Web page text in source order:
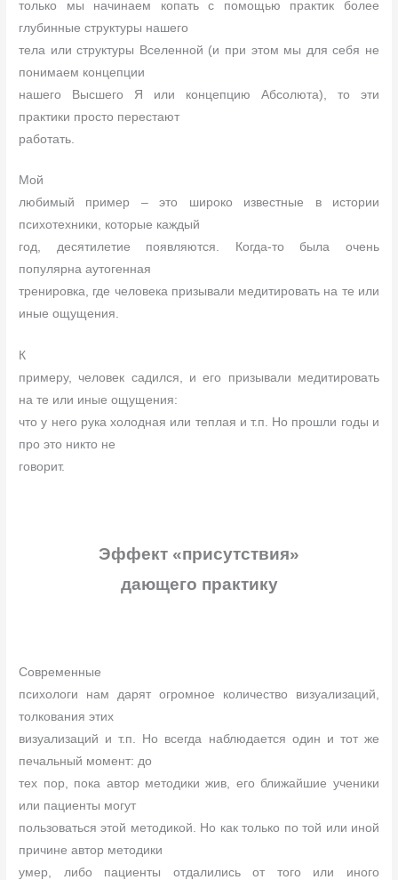
только мы начинаем копать с помощью практик более
глубинные структуры нашего
тела или структуры Вселенной (и при этом мы для себя не
понимаем концепции
нашего Высшего Я или концепцию Абсолюта), то эти
практики просто перестают
работать.
Мой
любимый пример – это широко известные в истории
психотехники, которые каждый
год, десятилетие появляются. Когда-то была очень
популярна аутогенная
тренировка, где человека призывали медитировать на те или
иные ощущения.
К
примеру, человек садился, и его призывали медитировать
на те или иные ощущения:
что у него рука холодная или теплая и т.п. Но прошли годы и
про это никто не
говорит.
Эффект «присутствия»
дающего практику
Современные
психологи нам дарят огромное количество визуализаций,
толкования этих
визуализаций и т.п. Но всегда наблюдается один и тот же
печальный момент: до
тех пор, пока автор методики жив, его ближайшие ученики
или пациенты могут
пользоваться этой методикой. Но как только по той или иной
причине автор методики
умер, либо пациенты отдалились от того или иного